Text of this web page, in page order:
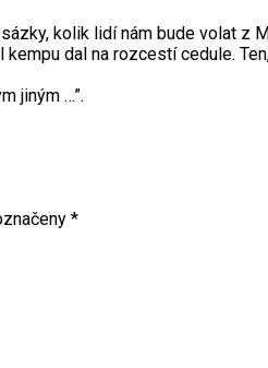
kolik lidí nám bude volat z
dal na rozcestí cedule.
jiným …”.
*